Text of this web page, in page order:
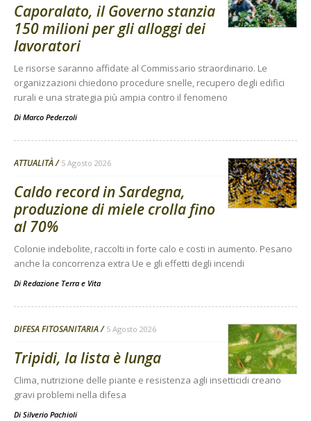
Caporalato, il Governo stanzia
150 milioni per gli alloggi dei
lavoratori
Le risorse saranno affidate al Commissario straordinario. Le
organizzazioni chiedono procedure snelle, recupero degli edifici
rurali e una strategia più ampia contro il fenomeno
Di Marco Pederzoli
ATTUALITÀ 5 Agosto 2026
Caldo record in Sardegna,
produzione di miele crolla fino
al 70%
Colonie indebolite, raccolti in forte calo e costi in aumento. Pesano
anche la concorrenza extra Ue e gli effetti degli incendi
Di Redazione Terra e Vita
DIFESA FITOSANITARIA 5 Agosto 2026
Tripidi, la lista è lunga
Clima, nutrizione delle piante e resistenza agli insetticidi creano
gravi problemi nella difesa
Di Silverio Pachioli